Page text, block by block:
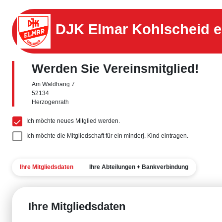
DJK Elmar Kohlscheid
Werden Sie Vereinsmitglied!
Am Waldhang 7
52134
Herzogenrath
Ich möchte neues Mitglied werden.
Ich möchte die Mitgliedschaft für ein minderj. Kind eintragen.
Ihre Mitgliedsdaten Ihre Abteilungen + Bankverbindung
Ihre Mitgliedsdaten